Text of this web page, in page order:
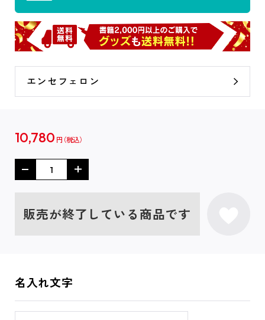
エンセフェロン
10,780 円
販売が終了している商品です
名入れ文字